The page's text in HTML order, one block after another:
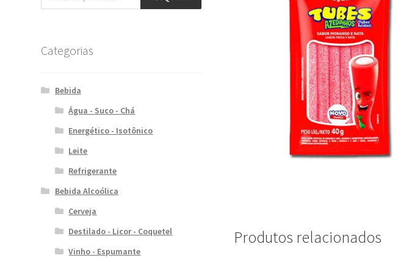
Produtos relacionados
Categorias
Bebida
Água - Suco - Chá
Energético - Isotônico
Leite
Refrigerante
Bebida Alcoólica
Cerveja
Destilado - Licor - Coquetel
Vinho - Espumante